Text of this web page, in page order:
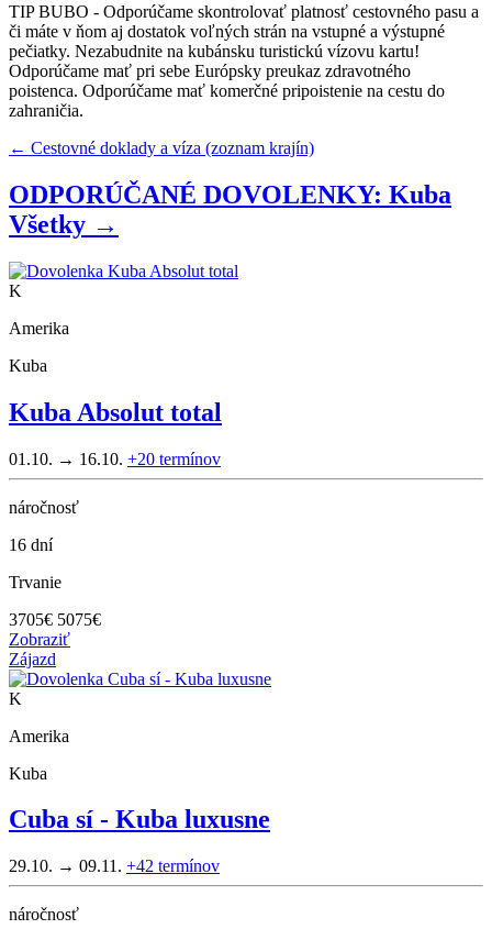
TIP BUBO - Odporúčame skontrolovať platnosť cestovného pasu a
či máte v ňom aj dostatok voľných strán na vstupné a výstupné
pečiatky. Nezabudnite na kubánsku turistickú vízovu kartu!
Odporúčame mať pri sebe Európsky preukaz zdravotného
poistenca. Odporúčame mať komerčné pripoistenie na cestu do
zahraničia.
← Cestovné doklady a víza (zoznam krajín)
ODPORÚČANÉ DOVOLENKY: Kuba
Všetky →
K
Amerika
Kuba
Kuba Absolut total
01.10. → 16.10. +20 termínov
náročnosť
16 dní
Trvanie
3705€ 5075€
Zobraziť
Zájazd
K
Amerika
Kuba
Cuba sí - Kuba luxusne
29.10. → 09.11. +42 termínov
náročnosť